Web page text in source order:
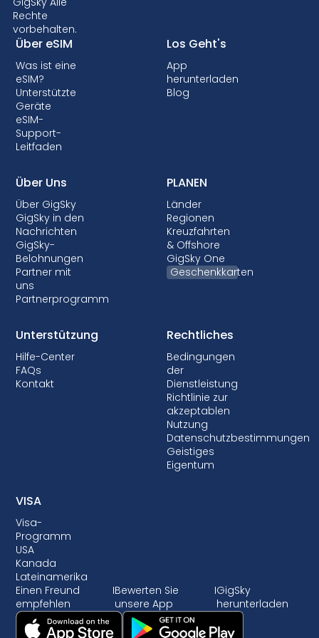
Kompatibilität zu prüfen, bevor Sie sich für
einen eSIM-Datentarif entscheiden. Einige
Anbieter können Ihr Gerät auch sperren, so
dass Sie keine eSIMs verwenden können.
Obwohl die Sperrung in den meisten Ländern
nicht erlaubt ist, ist sie fast immer mit
Postpaid-Tarifen verbunden, bei denen Ihr
Gerät finanziert wird.
Rechte
vorbehalten.
Über eSIM
Was ist eine
eSIM?
Unterstützte
Geräte
eSIM-
Support-
Leitfaden
Los Geht's
App
herunterladen
Blog
Über Uns
Über GigSky
GigSky in den
Nachrichten
GigSky-
Belohnungen
Partner mit
uns
Partnerprogramm
PLANEN
Länder
Regionen
Kreuzfahrten
& Offshore
GigSky One
Geschenkkarten
Unterstützung
Hilfe-Center
FAQs
Kontakt
Rechtliches
Bedingungen
der
Dienstleistung
Richtlinie zur
akzeptablen
Nutzung
Datenschutzbestimmungen
Geistiges
Eigentum
VISA
Visa-
Programm
USA
Kanada
Lateinamerika
Einen Freund
empfehlen
IBewerten Sie
unsere App
IGigSky
herunterladen